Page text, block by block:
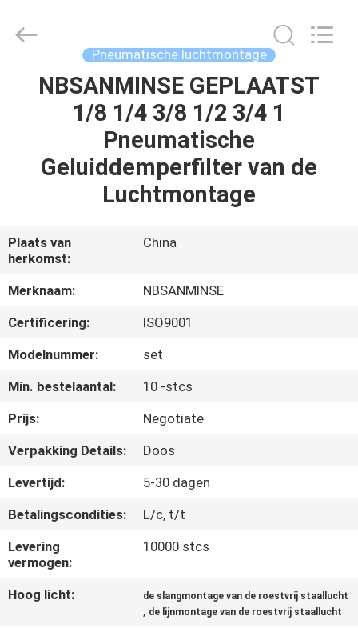
HUIS
PRODUCTEN
ONGEVEER
FABRIEKSREIS
KWALITEITSCONTROLE
CONTACTEER
ONS
NIEUWS
VERZOEK
OM EEN
CITAAT
SITEMAP
Export
Co.,Ltd..
Pneumatische luchtmontage
NBSANMINSE GEPLAATST
1/8 1/4 3/8 1/2 3/4 1
Pneumatische
Geluiddemperfilter van de
Luchtmontage
Plaats van
herkomst:
China
Merknaam:
NBSANMINSE
Certificering:
ISO9001
Modelnummer:
set
Min. bestelaantal:
10 -stcs
Prijs:
Negotiate
Verpakking Details:
Doos
Levertijd:
5-30 dagen
Betalingscondities:
L/c, t/t
Levering
vermogen:
10000 stcs
Hoog licht: de slangmontage van de roestvrij staallucht
, de lijnmontage van de roestvrij staallucht